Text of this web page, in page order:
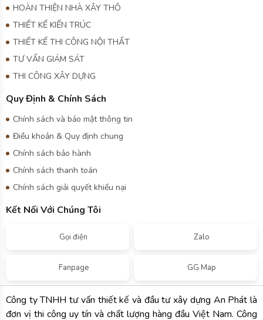
THIẾT KẾ THI CÔNG NỘI THẤT
TƯ VẤN GIÁM SÁT
THI CÔNG XÂY DỰNG
Điều khoản & Quy định chung
Chính sách bảo hành
Chính sách thanh toán
Chính sách giải quyết khiếu nại
Gọi điện
Fanpage GG Map
Công ty TNHH tư vấn thiết kế và đầu tư xây dựng An Phát là
đơn vị thi công uy tín và chất lượng hàng đầu Việt Nam. Công
ty của chúng tôi chuyên tư vấn, thiết kế và thi công xây nhà
trọn gói ở khắp các tỉnh miền Nam đất nước. Chúng tôi chuyên